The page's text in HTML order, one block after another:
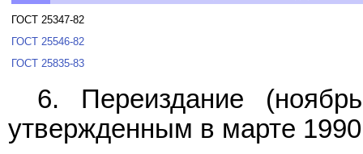
ГОСТ 25347-82
ГОСТ 25546-82
ГОСТ 25835-83
6. Переиздание
утвержденным в марте